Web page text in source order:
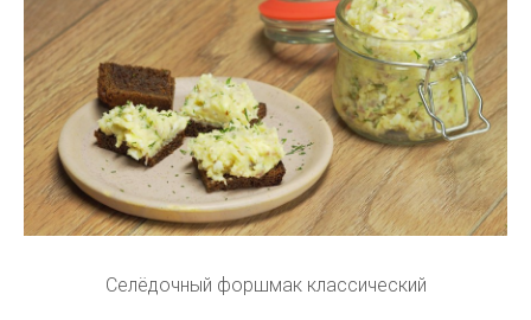
Селёдочный форшмак классический